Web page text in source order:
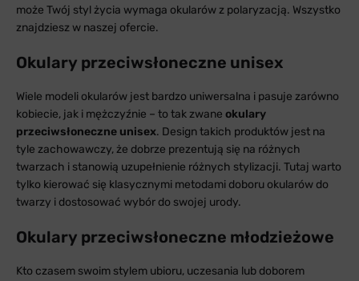
może Twój styl życia wymaga okularów z polaryzacją. Wszystko
znajdziesz w naszej ofercie.
Okulary przeciwsłoneczne unisex
Wiele modeli okularów jest bardzo uniwersalna i pasuje zarówno
kobiecie, jak i mężczyźnie – to tak zwane okulary
przeciwsłoneczne unisex. Design takich produktów jest na
tyle zachowawczy, że dobrze prezentują się na różnych
twarzach i stanowią uzupełnienie różnych stylizacji. Tutaj warto
tylko kierować się klasycznymi metodami doboru okularów do
twarzy i dostosować wybór do swojej urody.
Okulary przeciwsłoneczne młodzieżowe
Kto czasem swoim stylem ubioru, uczesania lub doborem